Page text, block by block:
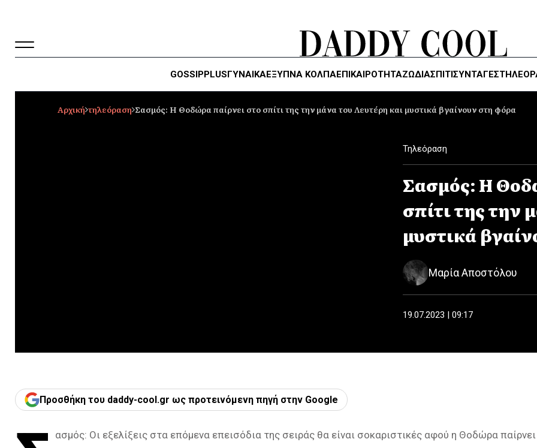
GOSSIPPLUSΓΥΝΑΙΚΑΈΞΥΠΝΑ ΚΌΛΠΑΕΠΙΚΑΙΡΟΤΗΤΑΖΏΔΙΑΣΠΙΤΙΣΥΝΤΑΓΕΣ
Αρχική τηλεόραση Σασμός: Η Θοδώρα παίρνει στο σπίτι της την μάνα του Λευτέρη και μυστικά βγαίνουν στη φόρα
Τηλεόραση
Σασμός: Η
σπίτι της την
μυστικά
Μαρία Αποστόλου
19.07.2023 | 09:17
Προσθήκη του daddy-cool.gr ως προτεινόμενη πηγή στην Google
ασμός: Οι εξελίξεις στα επόμενα επεισόδια της σειράς θα είναι σοκαριστικές αφού η Θοδώρα παίρνει